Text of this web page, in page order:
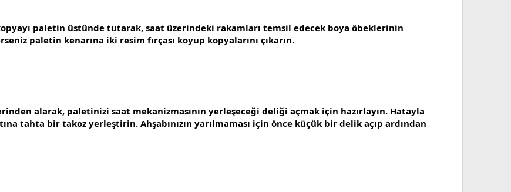
paletin üstünde tutarak, saat üzerindeki rakamları temsil edecek boya öbeklerinin
paletin kenarına iki resim fırçası koyup kopyalarını çıkarın.
alarak, paletinizi saat mekanizmasının yerleşeceği deliği açmak için hazırlayın. Hatayla
tahta bir takoz yerleştirin. Ahşabınızın yarılmaması için önce küçük bir delik açıp ardından